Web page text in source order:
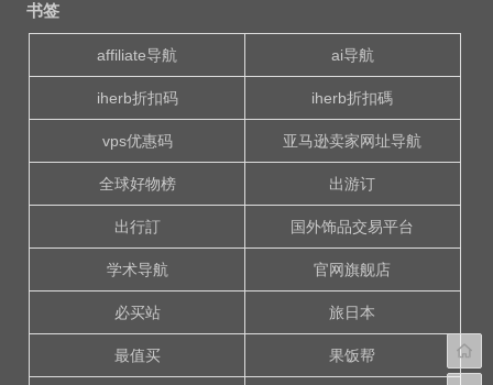
书签
affiliate导航 ai导航
iherb折扣码 iherb折扣碼
vps优惠码 亚马逊卖家网址导航
全球好物榜 出游订
出行訂 国外饰品交易平台
学术导航 官网旗舰店
必买站 旅日本
最值买 果饭帮